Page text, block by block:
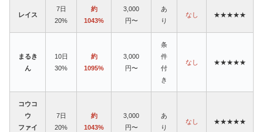
レイス
7日
20%
約
1043%
3,000
円〜
あ
り
なし ★★★★★
まるき
ん
10日
30%
約
1095%
3,000
円〜
条
件
付
き
なし ★★★★★
コウコ
ウ
ファイ
7日
20%
約
1043%
3,000
円〜
あ
り
なし ★★★★★